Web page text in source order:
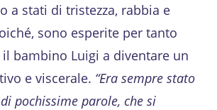
a stati di tristezza, rabbia e
sono esperite per tanto
bambino Luigi a diventare un
e viscerale. “Era sempre stato
pochissime parole, che si